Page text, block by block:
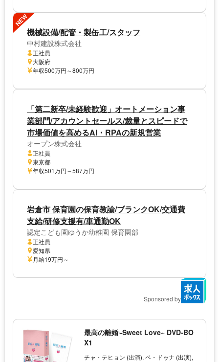
NEW
機械設備/配管・製缶工/スタッフ
中村建設株式会社
正社員
大阪府
年収500万円～800万円
「第二新卒/未経験歓迎」オートメーション事
業部門/アカウントセールス/裁量とスピードで
市場価値を高めるAI・RPAの新規営業
オープン株式会社
正社員
東京都
年収501万円～587万円
岩倉市 保育園の保育教諭/ブランクOK/交通費
支給/研修支援有/車通勤OK
認定こども園ゆうか幼稚園 保育園部
正社員
愛知県
月給19万円～
Sponsored by
最高の離婚~Sweet Love~ DVD-BO
X1
チャ・テヒョン (出演), ペ・ドゥナ (出演),